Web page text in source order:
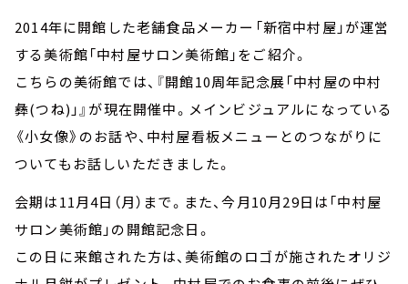
2014年に開館した老舗食品メーカー「新宿中村屋」が運営
する美術館「中村屋サロン美術館」をご紹介。
こちらの美術館では、『開館10周年記念展「中村屋の中村
彝(つね)」』が現在開催中。メインビジュアルになっている
《小女像》のお話や、中村屋看板メニューとのつながりに
ついてもお話しいただきました。
会期は11月4日（月）まで。また、今月10月29日は「中村屋
サロン美術館」の開館記念日。
この日に来館された方は、美術館のロゴが施されたオリジ